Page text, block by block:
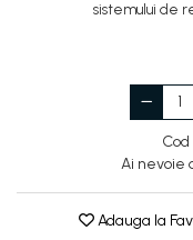
sistemului de
Cod
Ai nevoie
Adauga la